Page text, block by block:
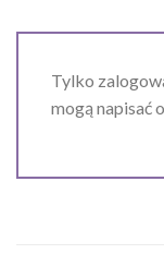
Tylko
mogą napisać